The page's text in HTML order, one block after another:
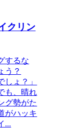
クリン
するな
う？
しょ？」
も、晴れ
グ勢がた
がハッキ
...